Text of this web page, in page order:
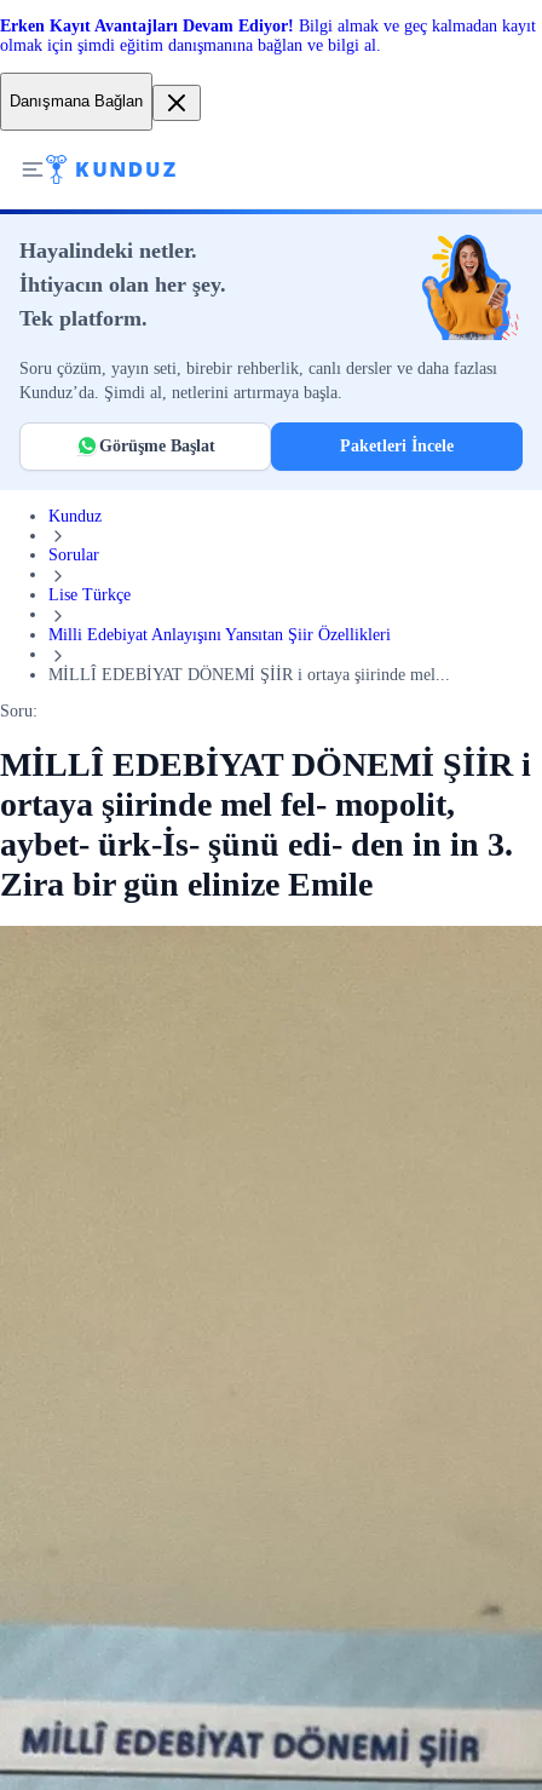
Erken Kayıt Avantajları Devam Ediyor! Bilgi almak ve geç kalmadan kayıt
olmak için şimdi eğitim danışmanına bağlan ve bilgi al.
Danışmana Bağlan
Hayalindeki netler.
İhtiyacın olan her şey.
Tek platform.
Soru çözüm, yayın seti, birebir rehberlik, canlı dersler ve daha fazlası
Kunduz’da. Şimdi al, netlerini artırmaya başla.
Görüşme Başlat Paketleri İncele
Kunduz
Sorular
Lise Türkçe
Milli Edebiyat Anlayışını Yansıtan Şiir Özellikleri
MİLLÎ EDEBİYAT DÖNEMİ ŞİİR i ortaya şiirinde mel...
Soru:
MİLLÎ EDEBİYAT DÖNEMİ ŞİİR i
ortaya şiirinde mel fel- mopolit,
aybet- ürk-İs- şünü edi- den in in 3.
Zira bir gün elinize Emile